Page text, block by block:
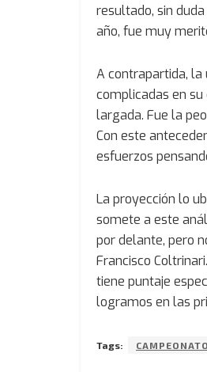
resultado, sin
año, fue muy
A contrapartida, la
complicadas en
largada. Fue la
Con este
esfuerzos
La proyección lo
somete a este
por delante, pero
Francisco
tiene puntaje
logramos en las
Tags: CAMPEONATO